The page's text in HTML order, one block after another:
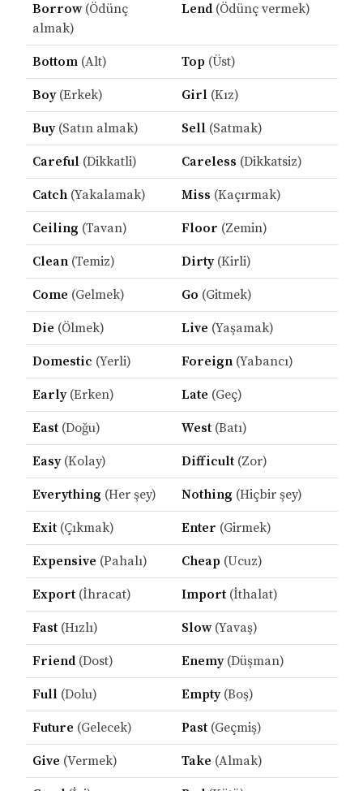
Borrow(Ödünç
almak)
Lend(Ödünç vermek)
Bottom(Alt) Top (Üst)
Boy(Erkek) Girl(Kız)
Buy(Satın almak) Sell(Satmak)
Careful(Dikkatli) Careless (Dikkatsiz)
Catch(Yakalamak) Miss (Kaçırmak)
Ceiling (Tavan) Floor (Zemin)
Clean(Temiz) Dirty(Kirli)
Come (Gelmek) Go (Gitmek)
Die (Ölmek) Live (Yaşamak)
Domestic (Yerli) Foreign(Yabancı)
Early(Erken) Late (Geç)
East(Doğu) West(Batı)
Easy(Kolay) Difficult(Zor)
Everything (Her şey) Nothing (Hiçbir şey)
Exit(Çıkmak) Enter (Girmek)
Expensive (Pahalı) Cheap (Ucuz)
Export(İhracat) Import(İthalat)
Fast(Hızlı) Slow(Yavaş)
Friend(Dost) Enemy(Düşman)
Full(Dolu) Empty(Boş)
Future (Gelecek) Past(Geçmiş)
Give (Vermek) Take (Almak)